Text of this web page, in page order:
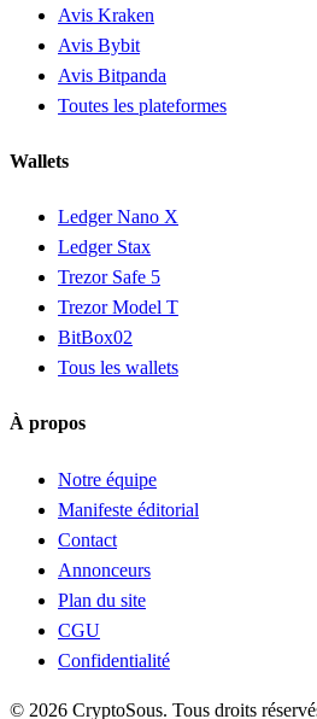
Avis Kraken
Avis Bybit
Avis Bitpanda
Toutes les plateformes
Wallets
Ledger Nano X
Ledger Stax
Trezor Safe 5
Trezor Model T
BitBox02
Tous les wallets
À propos
Notre équipe
Manifeste éditorial
Contact
Annonceurs
Plan du site
CGU
Confidentialité
© 2026 CryptoSous. Tous droits